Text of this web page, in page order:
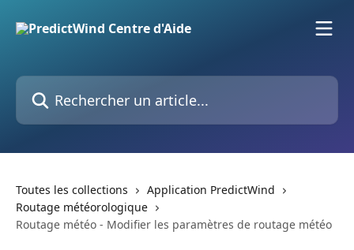
Rechercher un article...
Toutes les collections
Application PredictWind
Routage météorologique
Routage météo - Modifier les paramètres de routage météo